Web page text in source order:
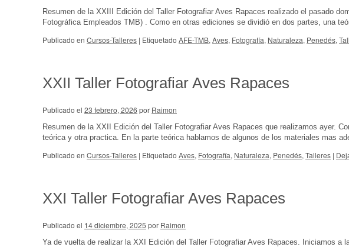
Resumen de la XXIII Edición del Taller Fotografiar Aves Rapaces realizado el pasado
Fotográfica Empleados TMB) . Como en otras ediciones se dividió en dos partes, una
Publicado en Cursos-Talleres | Etiquetado AFE-TMB, Aves, Fotografía, Naturaleza, Penedés,
XXII Taller Fotografiar Aves Rapaces
Publicado el 23 febrero, 2026 por Raimon
Resumen de la XXII Edición del Taller Fotografiar Aves Rapaces que realizamos ayer.
teórica y otra practica. En la parte teórica hablamos de algunos de los materiales mas
Publicado en Cursos-Talleres | Etiquetado Aves, Fotografía, Naturaleza, Penedés, Talleres |
XXI Taller Fotografiar Aves Rapaces
Publicado el 14 diciembre, 2025 por Raimon
Ya de vuelta de realizar la XXI Edición del Taller Fotografiar Aves Rapaces. Iniciamos a